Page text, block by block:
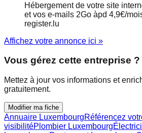
Hébergement de votre site
et vos e-mails 2Go àpd 4,9€/
register.lu
Affichez votre annonce ici »
Vous gérez cette entreprise ?
Mettez à jour vos informations et
gratuitement.
Modifier ma fiche
Annuaire LuxembourgRéférencez
visibilitéPlombier Luxembourg